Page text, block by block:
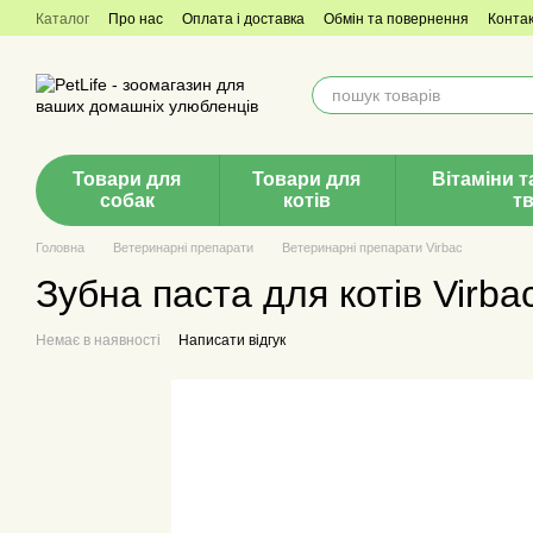
Перейти до основного контенту
Каталог Про нас Оплата і доставка Обмін та повернення
Товари для
собак
Товари для
котів
Вітаміни
Головна Ветеринарні препарати Ветеринарні препарати Virbac
Зубна паста для котів
Немає в наявності Написати відгук